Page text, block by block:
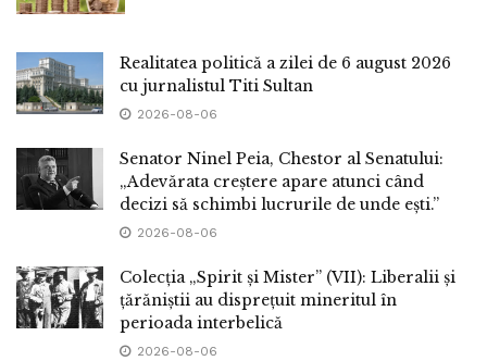
Realitatea politică a zilei de 6 august 2026
cu jurnalistul Titi Sultan
2026-08-06
Senator Ninel Peia, Chestor al Senatului:
„Adevărata creștere apare atunci când
decizi să schimbi lucrurile de unde ești.”
2026-08-06
Colecția „Spirit și Mister” (VII): Liberalii și
țărăniștii au disprețuit mineritul în
perioada interbelică
2026-08-06